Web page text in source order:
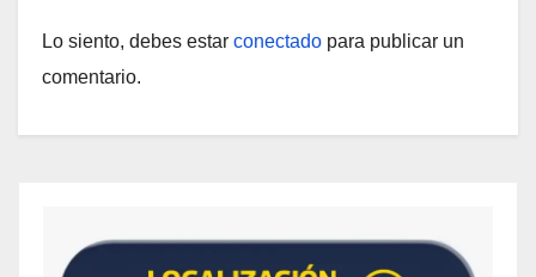
Lo siento, debes estar conectado para publicar un
comentario.